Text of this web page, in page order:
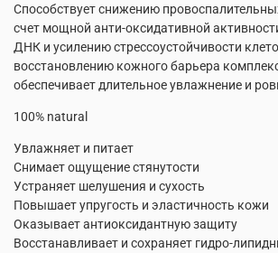
Способствует снижению
счет мощной анти-оксидативной
ДНК и усилению стрессоустойчивости
восстановлению кожного барьера
обеспечивает длительное увлажнение и
100% natural
Увлажняет и питает
Снимает ощущение стянутости
Устраняет шелушения и сухость
Повышает упругость и эластичность кожи
Оказывает антиоксидантную защиту
Восстанавливает и сохраняет гидро-